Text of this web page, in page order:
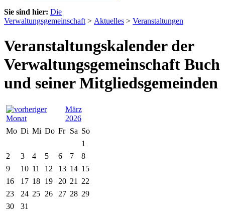
Sie sind hier: Die
Verwaltungsgemeinschaft > Aktuelles > Veranstaltungen
Veranstaltungskalender der
Verwaltungsgemeinschaft Buch
und seiner Mitgliedsgemeinden
März
2026
Mo Di Mi Do Fr Sa So
1
2
3 4 5 6 7
8
9
10 11 12 13 14 15
16
17 18 19 20 21
22
23
24 25 26 27 28 29
30
31